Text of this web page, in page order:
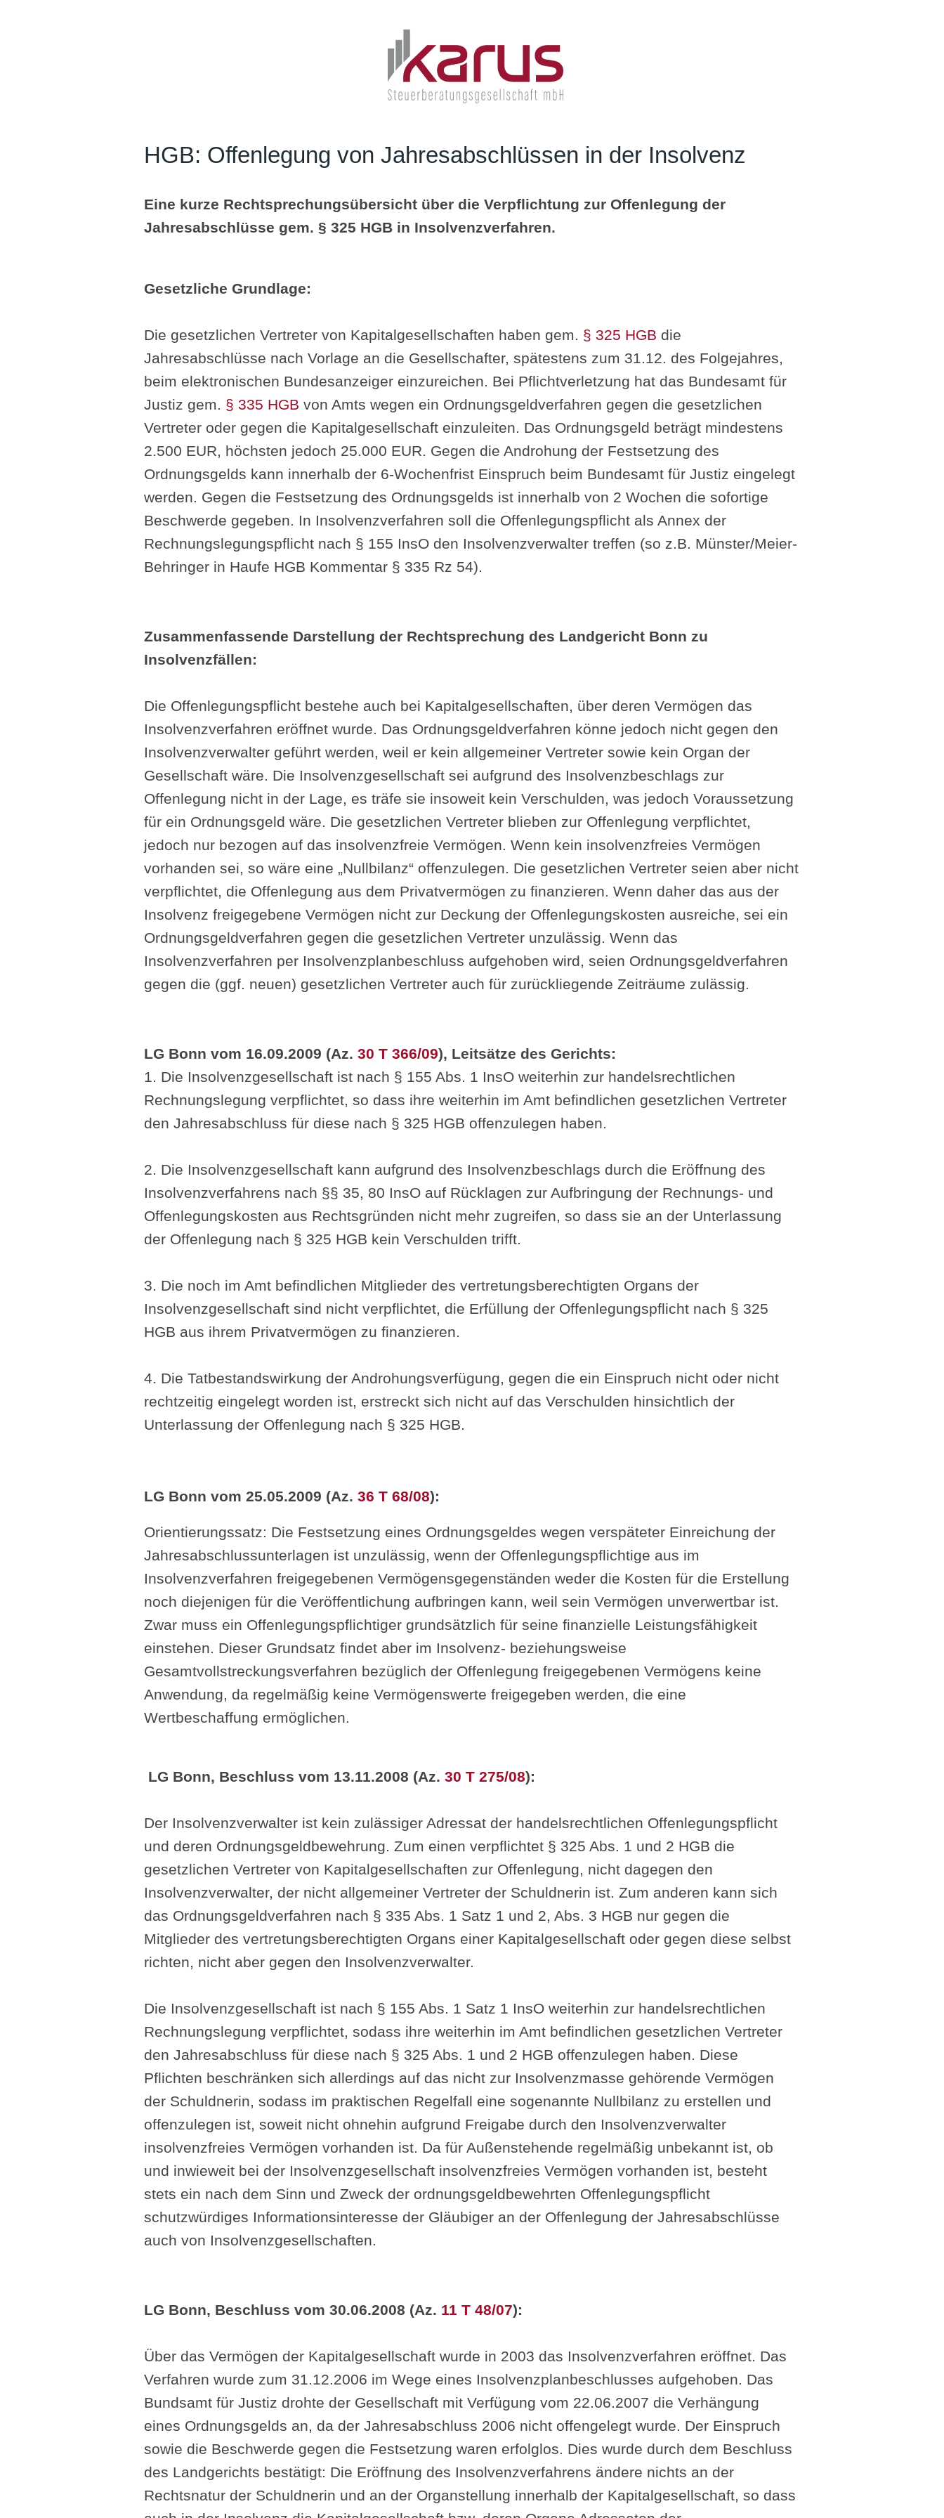
HGB: Offenlegung von Jahresabschlüssen in der Insolvenz
Eine kurze Rechtsprechungsübersicht über die Verpflichtung zur Offenlegung der
Jahresabschlüsse gem. § 325 HGB in Insolvenzverfahren.
Gesetzliche Grundlage:
Die gesetzlichen Vertreter von Kapitalgesellschaften haben gem. § 325 HGB die
Jahresabschlüsse nach Vorlage an die Gesellschafter, spätestens zum 31.12. des Folgejahres,
beim elektronischen Bundesanzeiger einzureichen. Bei Pflichtverletzung hat das Bundesamt für
Justiz gem. § 335 HGB von Amts wegen ein Ordnungsgeldverfahren gegen die gesetzlichen
Vertreter oder gegen die Kapitalgesellschaft einzuleiten. Das Ordnungsgeld beträgt mindestens
2.500 EUR, höchsten jedoch 25.000 EUR. Gegen die Androhung der Festsetzung des
Ordnungsgelds kann innerhalb der 6-Wochenfrist Einspruch beim Bundesamt für Justiz eingelegt
werden. Gegen die Festsetzung des Ordnungsgelds ist innerhalb von 2 Wochen die sofortige
Beschwerde gegeben. In Insolvenzverfahren soll die Offenlegungspflicht als Annex der
Rechnungslegungspflicht nach § 155 InsO den Insolvenzverwalter treffen (so z.B. Münster/Meier-
Behringer in Haufe HGB Kommentar § 335 Rz 54).
Zusammenfassende Darstellung der Rechtsprechung des Landgericht Bonn zu
Insolvenzfällen:
Die Offenlegungspflicht bestehe auch bei Kapitalgesellschaften, über deren Vermögen das
Insolvenzverfahren eröffnet wurde. Das Ordnungsgeldverfahren könne jedoch nicht gegen den
Insolvenzverwalter geführt werden, weil er kein allgemeiner Vertreter sowie kein Organ der
Gesellschaft wäre. Die Insolvenzgesellschaft sei aufgrund des Insolvenzbeschlags zur
Offenlegung nicht in der Lage, es träfe sie insoweit kein Verschulden, was jedoch Voraussetzung
für ein Ordnungsgeld wäre. Die gesetzlichen Vertreter blieben zur Offenlegung verpflichtet,
jedoch nur bezogen auf das insolvenzfreie Vermögen. Wenn kein insolvenzfreies Vermögen
vorhanden sei, so wäre eine „Nullbilanz“ offenzulegen. Die gesetzlichen Vertreter seien aber nicht
verpflichtet, die Offenlegung aus dem Privatvermögen zu finanzieren. Wenn daher das aus der
Insolvenz freigegebene Vermögen nicht zur Deckung der Offenlegungskosten ausreiche, sei ein
Ordnungsgeldverfahren gegen die gesetzlichen Vertreter unzulässig. Wenn das
Insolvenzverfahren per Insolvenzplanbeschluss aufgehoben wird, seien Ordnungsgeldverfahren
gegen die (ggf. neuen) gesetzlichen Vertreter auch für zurückliegende Zeiträume zulässig.
LG Bonn vom 16.09.2009 (Az.30 T 366/09), Leitsätze des Gerichts:
1. Die Insolvenzgesellschaft ist nach § 155 Abs. 1 InsO weiterhin zur handelsrechtlichen
Rechnungslegung verpflichtet, so dass ihre weiterhin im Amt befindlichen gesetzlichen Vertreter
den Jahresabschluss für diese nach § 325 HGB offenzulegen haben.
2. Die Insolvenzgesellschaft kann aufgrund des Insolvenzbeschlags durch die Eröffnung des
Insolvenzverfahrens nach §§ 35, 80 InsO auf Rücklagen zur Aufbringung der Rechnungs- und
Offenlegungskosten aus Rechtsgründen nicht mehr zugreifen, so dass sie an der Unterlassung
der Offenlegung nach § 325 HGB kein Verschulden trifft.
3. Die noch im Amt befindlichen Mitglieder des vertretungsberechtigten Organs der
Insolvenzgesellschaft sind nicht verpflichtet, die Erfüllung der Offenlegungspflicht nach § 325
HGB aus ihrem Privatvermögen zu finanzieren.
4. Die Tatbestandswirkung der Androhungsverfügung, gegen die ein Einspruch nicht oder nicht
rechtzeitig eingelegt worden ist, erstreckt sich nicht auf das Verschulden hinsichtlich der
Unterlassung der Offenlegung nach § 325 HGB.
LG Bonn vom 25.05.2009 (Az.36 T 68/08):
Orientierungssatz: Die Festsetzung eines Ordnungsgeldes wegen verspäteter Einreichung der
Jahresabschlussunterlagen ist unzulässig, wenn der Offenlegungspflichtige aus im
Insolvenzverfahren freigegebenen Vermögensgegenständen weder die Kosten für die Erstellung
noch diejenigen für die Veröffentlichung aufbringen kann, weil sein Vermögen unverwertbar ist.
Zwar muss ein Offenlegungspflichtiger grundsätzlich für seine finanzielle Leistungsfähigkeit
einstehen. Dieser Grundsatz findet aber im Insolvenz- beziehungsweise
Gesamtvollstreckungsverfahren bezüglich der Offenlegung freigegebenen Vermögens keine
Anwendung, da regelmäßig keine Vermögenswerte freigegeben werden, die eine
Wertbeschaffung ermöglichen.
LG Bonn, Beschluss vom 13.11.2008 (Az.30 T 275/08):
Der Insolvenzverwalter ist kein zulässiger Adressat der handelsrechtlichen Offenlegungspflicht
und deren Ordnungsgeldbewehrung. Zum einen verpflichtet § 325 Abs. 1 und 2 HGB die
gesetzlichen Vertreter von Kapitalgesellschaften zur Offenlegung, nicht dagegen den
Insolvenzverwalter, der nicht allgemeiner Vertreter der Schuldnerin ist. Zum anderen kann sich
das Ordnungsgeldverfahren nach § 335 Abs. 1 Satz 1 und 2, Abs. 3 HGB nur gegen die
Mitglieder des vertretungsberechtigten Organs einer Kapitalgesellschaft oder gegen diese selbst
richten, nicht aber gegen den Insolvenzverwalter.
Die Insolvenzgesellschaft ist nach § 155 Abs. 1 Satz 1 InsO weiterhin zur handelsrechtlichen
Rechnungslegung verpflichtet, sodass ihre weiterhin im Amt befindlichen gesetzlichen Vertreter
den Jahresabschluss für diese nach § 325 Abs. 1 und 2 HGB offenzulegen haben. Diese
Pflichten beschränken sich allerdings auf das nicht zur Insolvenzmasse gehörende Vermögen
der Schuldnerin, sodass im praktischen Regelfall eine sogenannte Nullbilanz zu erstellen und
offenzulegen ist, soweit nicht ohnehin aufgrund Freigabe durch den Insolvenzverwalter
insolvenzfreies Vermögen vorhanden ist. Da für Außenstehende regelmäßig unbekannt ist, ob
und inwieweit bei der Insolvenzgesellschaft insolvenzfreies Vermögen vorhanden ist, besteht
stets ein nach dem Sinn und Zweck der ordnungsgeldbewehrten Offenlegungspflicht
schutzwürdiges Informationsinteresse der Gläubiger an der Offenlegung der Jahresabschlüsse
auch von Insolvenzgesellschaften.
LG Bonn, Beschluss vom 30.06.2008 (Az. 11 T 48/07):
Über das Vermögen der Kapitalgesellschaft wurde in 2003 das Insolvenzverfahren eröffnet. Das
Verfahren wurde zum 31.12.2006 im Wege eines Insolvenzplanbeschlusses aufgehoben. Das
Bundsamt für Justiz drohte der Gesellschaft mit Verfügung vom 22.06.2007 die Verhängung
eines Ordnungsgelds an, da der Jahresabschluss 2006 nicht offengelegt wurde. Der Einspruch
sowie die Beschwerde gegen die Festsetzung waren erfolglos. Dies wurde durch dem Beschluss
des Landgerichts bestätigt: Die Eröffnung des Insolvenzverfahrens ändere nichts an der
Rechtsnatur der Schuldnerin und an der Organstellung innerhalb der Kapitalgesellschaft, so dass